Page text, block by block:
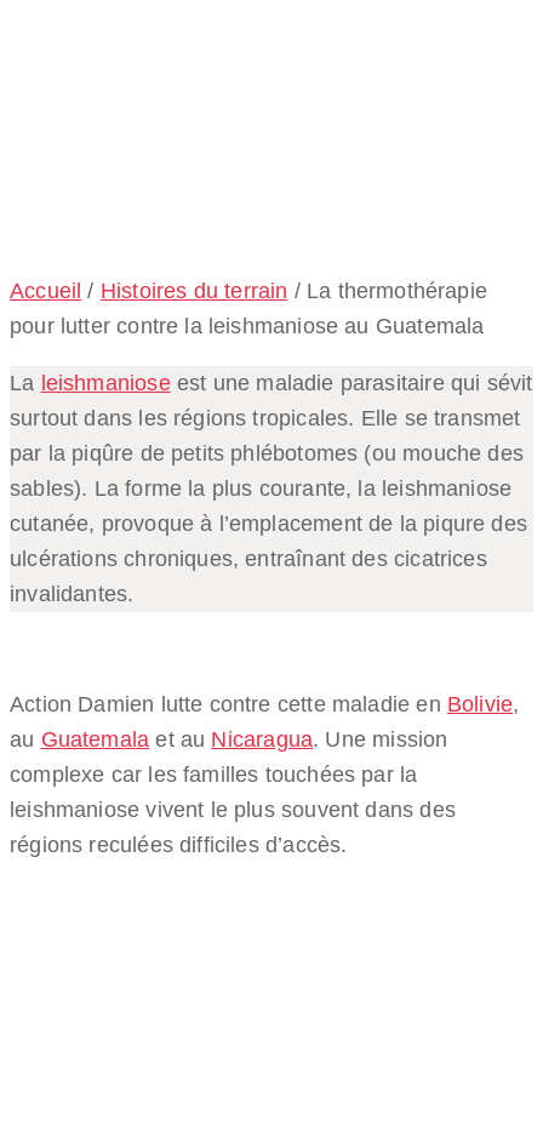
Accueil / Histoires du terrain / La thermothérapie
pour lutter contre la leishmaniose au Guatemala
La leishmanioseest une maladie parasitaire qui sévit
surtout dans les régions tropicales. Elle se transmet
par la piqûre de petits phlébotomes (ou mouche des
sables). La forme la plus courante, la leishmaniose
cutanée, provoque à l’emplacement de la piqure des
ulcérations chroniques, entraînant des cicatrices
invalidantes.
Action Damien lutte contre cette maladie en Bolivie,
au Guatemala et au Nicaragua. Une mission
complexe car les familles touchées par la
leishmaniose vivent le plus souvent dans des
régions reculées difficiles d’accès.